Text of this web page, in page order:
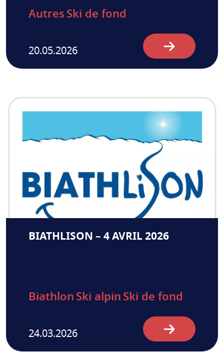
Autres Ski de fond
20.05.2026
BIATHLISON – 4 AVRIL 2026
Biathlon Ski alpin Ski de fond
24.03.2026